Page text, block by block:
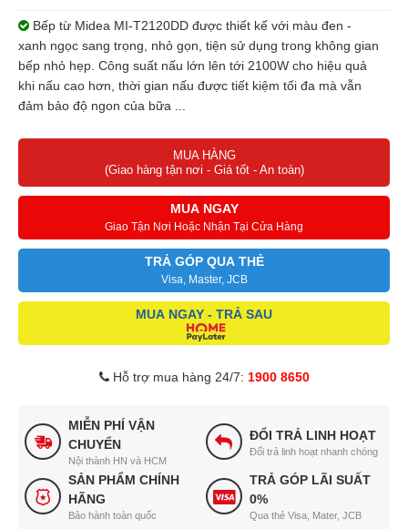
Bếp từ Midea MI-T2120DD được thiết kế với màu đen -
xanh ngọc sang trọng, nhỏ gọn, tiện sử dụng trong không gian
bếp nhỏ hẹp. Công suất nấu lớn lên tới 2100W cho hiệu quả
khi nấu cao hơn, thời gian nấu được tiết kiệm tối đa mà vẫn
đảm bảo độ ngon của bữa ...
MUA HÀNG
(Giao hàng tận nơi - Giá tốt - An toàn)
MUA NGAY
Giao Tận Nơi Hoặc Nhận Tại Cửa Hàng
TRẢ GÓP QUA THẺ
Visa, Master, JCB
MUA NGAY - TRẢ SAU
Hỗ trợ mua hàng 24/7: 1900 8650
MIỄN PHÍ VẬN
CHUYỂN
Nội thành HN và HCM
ĐỔI TRẢ LINH HOẠT
Đổi trả linh hoạt nhanh chóng
SẢN PHẨM CHÍNH
HÃNG
Bảo hành toàn quốc
TRẢ GÓP LÃI SUẤT
0%
Qua thẻ Visa, Mater, JCB